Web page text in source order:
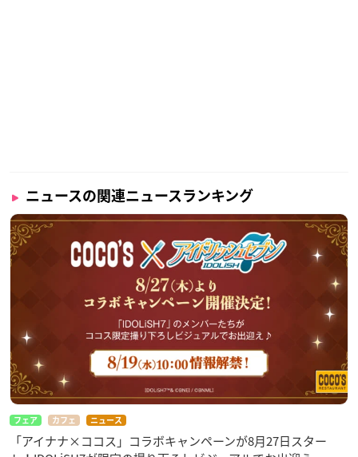
ニュースの関連ニュースランキング
フェア カフェ ニュース
「アイナナ×ココス」コラボキャンペーンが8月27日スター